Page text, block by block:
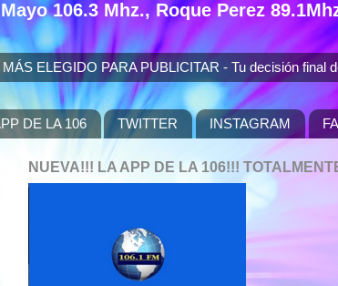
106.3 Mhz., Roque Perez
ELEGIDO PARA PUBLICITAR - Tu decisión final
DE LA 106 TWITTER INSTAGRAM
NUEVA!!! LA APP DE LA 106!!!